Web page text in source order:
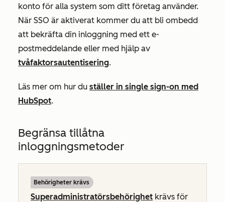
konto för alla system som ditt företag använder.
När SSO är aktiverat kommer du att bli ombedd
att bekräfta din inloggning med ett e-
postmeddelande eller med hjälp av
tvåfaktorsautentisering.
Läs mer om hur du ställer in single sign-on med
HubSpot.
Begränsa tillåtna
inloggningsmetoder
Behörigheter krävs
Superadministratörsbehörighet krävs för